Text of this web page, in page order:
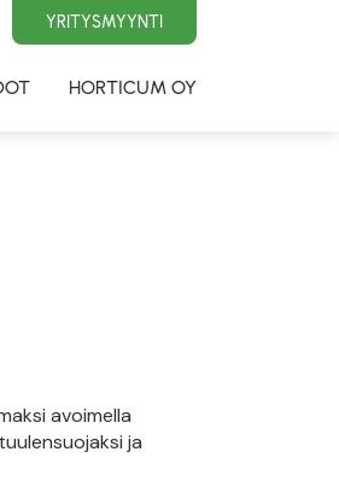
YRITYSMYYNTI
HORTICUM OY
avoimella
ja